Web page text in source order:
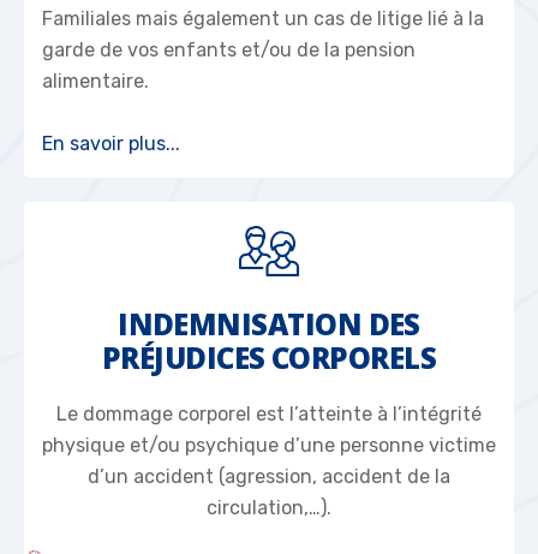
Familiales mais également un cas de litige lié à la
garde de vos enfants et/ou de la pension
alimentaire.
En savoir plus...
INDEMNISATION DES
PRÉJUDICES CORPORELS
Le dommage corporel est l’atteinte à l’intégrité
physique et/ou psychique d’une personne victime
d’un accident (agression, accident de la
circulation,…).